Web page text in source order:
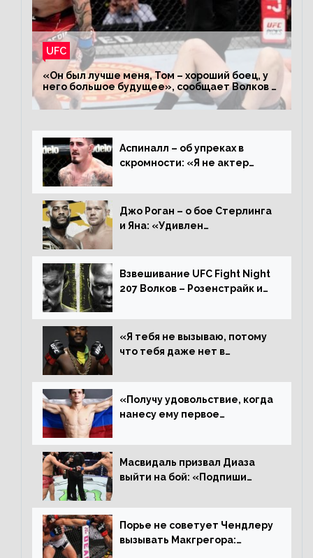
UFC
«Он был лучше меня, Том – хороший боец, у
него большое будущее», сообщает Волков –
о поражении Аспиналлу
Аспиналл – об упреках в
скромности: «Я не актер
дерьмо»
Джо Роган – о бое Стерлинга
и Яна: «Удивлен
Алджамейн определенно
выиграл»
Взвешивание UFC Fight Night
207 Волков – Розенстрайк и
«Я тебя не вызываю, потому
что тебя даже нет в
пауза», сообщает Стерлинг
ответил Сехудо
«Получу удовольствие, когда
нанесу ему первое
Иге – про бой с Евлоевым
Масвидаль призвал Диаза
выйти на бой: «Подпиши
повторим»
Порье не советует Чендлеру
вызывать Макгрегора: